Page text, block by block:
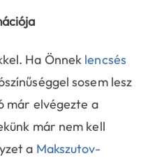
Ha Önnek lencsés
sosem lesz
már elvégezte a
már nem kell
a Makszutov-